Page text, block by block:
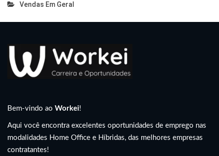
Vendas Em Geral
Bem-vindo ao Workei!
Aqui você encontra excelentes oportunidades de emprego nas
modalidades Home Office e Híbridas, das melhores empresas
contratantes!